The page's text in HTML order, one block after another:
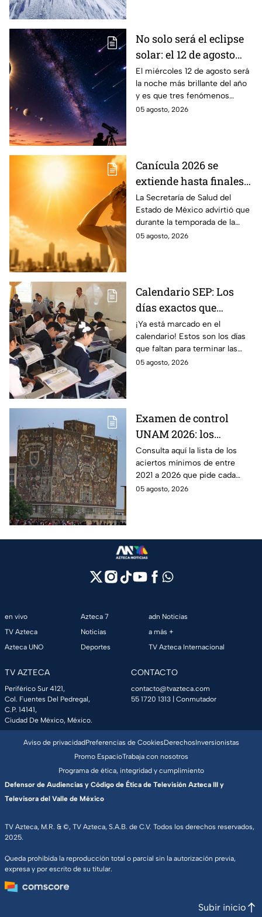
No solo será el eclipse
solar: el 12 de agosto
ocurrirán tres
fenómenos
astronómicos que
México sí podrá ver
El miércoles 12 de agosto será
la noche más brillante del año
y es que tres fenómenos
astronómicos ocurrirán el
05 agosto, 2026
Canícula 2026 se
extiende hasta finales
de agosto: estas son las
enfermedades más
comunes de la
temporada
La Secretaría de Salud del
Estado de México advirtió que
durante la temporada de la
canícula 2026 suelen aumentar
05 agosto, 2026
Calendario SEP: Los
días exactos que
quedan de las
vacaciones de verano
antes del regreso a
clases
¡Ya está marcado en el
calendario! Estos son los días
que faltan para terminar las
vacaciones de verano y que dé
05 agosto, 2026
Examen de control
UNAM 2026: los
aciertos mínimos que
pide cada carrera y
sede para ser
convocado
Consulta aquí la lista de los
aciertos mínimos de entre
2021 a 2026 que pide cada
carrera para ser convocado al
05 agosto, 2026
en vivo
TV Azteca
Azteca UNO
Azteca 7
Noticias
Deportes
adn Noticias
a más +
TV Azteca Internacional
TV AZTECA
Periférico Sur 4121,
Col. Fuentes Del Pedregal,
C.P. 14141,
Ciudad De México, México.
CONTACTO
contacto@tvazteca.com
55 1720 1313 | Conmutador
TV Azteca, M.R. & ©, TV Azteca, S.A.B. de C.V. Todos los derechos reservados,
2025.
Queda prohibida la reproducción total o parcial sin la autorización previa,
expresa y por escrito de su titular.
Aviso de privacidadPreferencias de CookiesDerechosInversionistas
Promo EspacioTrabaja con nosotros
Programa de ética, integridad y cumplimiento
Defensor de Audiencias y Código de Ética de Televisión Azteca III y
Televisora del Valle de México
Subir inicio